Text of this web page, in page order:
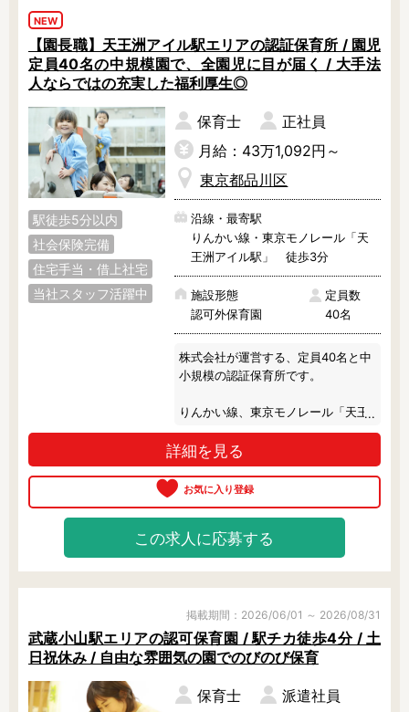
NEW
【園長職】天王洲アイル駅エリアの認証保育所 / 園児
定員40名の中規模園で、全園児に目が届く / 大手法
人ならではの充実した福利厚生◎
駅徒歩5分以内
社会保険完備
住宅手当・借上社宅
当社スタッフ活躍中
保育士
正社員
月給：43万1,092円～
東京都品川区
沿線・最寄駅
りんかい線・東京モノレール「天
王洲アイル駅」 徒歩3分
施設形態
認可外保育園
定員数
40名
株式会社が運営する、定員40名と中
小規模の認証保育所です。
りんかい線、東京モノレール「天王
洲アイル駅」より徒歩3分で通勤も
楽々です♪
ワンフロアの園内は、とても綺麗で
広々しています。
独自で開発された全36冊の絵本を、
日々の遊び活動に取り入れていま
す。
毎月1冊の絵本をベースに、制作やリ
もちろん、ほかの絵本もたくさんあ
りますよ！
食育活動にも力を入れていて、調理
室の前は園児たちのお気に入りスポ
ット♪
詳細を見る
この求人に応募する
掲載期間：2026/06/01 ～ 2026/08/31
武蔵小山駅エリアの認可保育園 / 駅チカ徒歩4分 / 土
日祝休み / 自由な雰囲気の園でのびのび保育
保育士
派遣社員